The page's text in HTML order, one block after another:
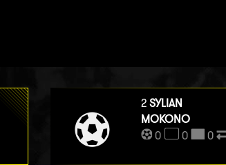
2 SYLIAN
MOKONO
0
0 0